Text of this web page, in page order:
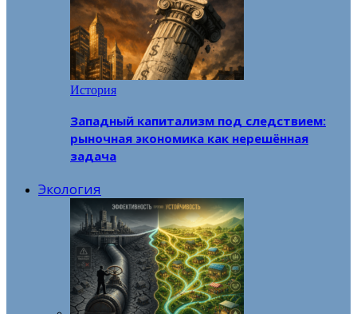
История
Западный капитализм под следствием:
рыночная экономика как нерешённая
задача
Экология